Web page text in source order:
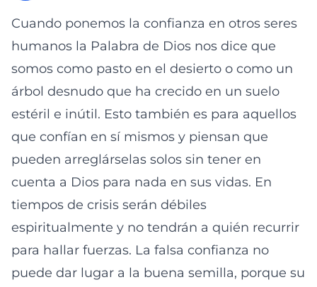
Cuando ponemos la confianza en otros seres
humanos la Palabra de Dios nos dice que
somos como pasto en el desierto o como un
árbol desnudo que ha crecido en un suelo
estéril e inútil. Esto también es para aquellos
que confían en sí mismos y piensan que
pueden arreglárselas solos sin tener en
cuenta a Dios para nada en sus vidas. En
tiempos de crisis serán débiles
espiritualmente y no tendrán a quién recurrir
para hallar fuerzas. La falsa confianza no
puede dar lugar a la buena semilla, porque su